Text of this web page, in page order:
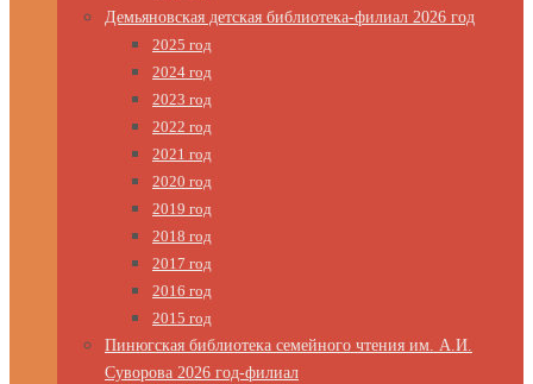
Демьяновская детская библиотека-филиал 2026 год
2025 год
2024 год
2023 год
2022 год
2021 год
2020 год
2019 год
2018 год
2017 год
2016 год
2015 год
Пинюгская библиотека семейного чтения им. А.И.
Суворова 2026 год-филиал